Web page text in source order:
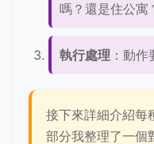
嗎？還是住公寓
執行處理 ：動
接下來詳細介紹每
部分我整理了一個